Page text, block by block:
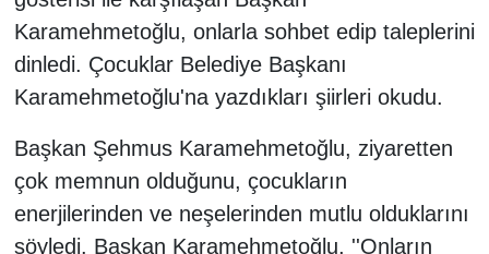
Karamehmetoğlu, onlarla sohbet edip taleplerini
dinledi. Çocuklar Belediye Başkanı
Karamehmetoğlu'na yazdıkları şiirleri okudu.
Başkan Şehmus Karamehmetoğlu, ziyaretten
çok memnun olduğunu, çocukların
enerjilerinden ve neşelerinden mutlu olduklarını
söyledi. Başkan Karamehmetoğlu, ''Onların